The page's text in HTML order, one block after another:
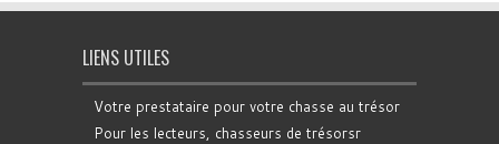
LIENS UTILES
Votre prestataire pour votre chasse au trésor
Pour les lecteurs, chasseurs de trésorsr